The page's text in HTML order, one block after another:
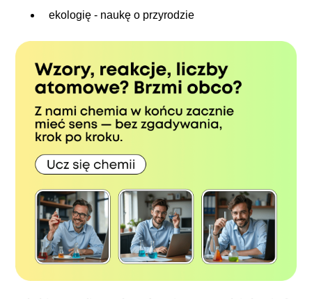
ekologię - naukę o przyrodzie